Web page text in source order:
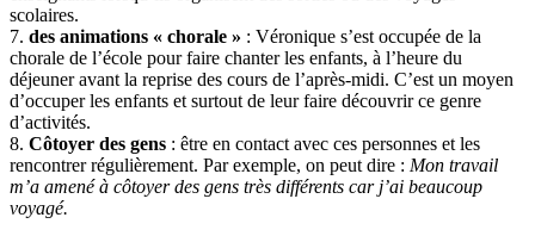
scolaires.
7. des animations « chorale » : Véronique s’est occupée de la
chorale de l’école pour faire chanter les enfants, à l’heure du
déjeuner avant la reprise des cours de l’après-midi. C’est un moyen
d’occuper les enfants et surtout de leur faire découvrir ce genre
d’activités.
8. Côtoyer des gens : être en contact avec ces personnes et les
rencontrer régulièrement. Par exemple, on peut dire : Mon travail
m’a amené à côtoyer des gens très différents car j’ai beaucoup
voyagé.